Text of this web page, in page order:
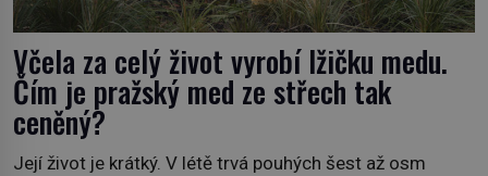
Včela za celý život vyrobí lžičku medu.
Čím je pražský med ze střech tak
ceněný?
Její život je krátký. V létě trvá pouhých šest až osm